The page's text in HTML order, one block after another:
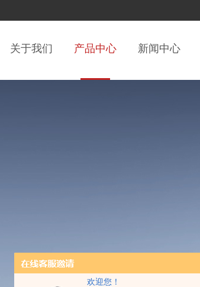
欢迎您！
关于我们 产品中心 新闻中心